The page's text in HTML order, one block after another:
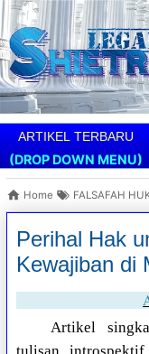
(DROP DOWN MENU)
Home FALSAFAH
Perihal Hak
Kewajiban di
Artikel